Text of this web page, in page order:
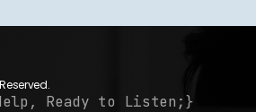
Ready to Listen;}